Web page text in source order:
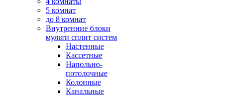
5 комнат
до 8 комнат
Внутренние блоки
мульти сплит систем
Настенные
Кассетные
Напольно-
потолочные
Колонные
Канальные